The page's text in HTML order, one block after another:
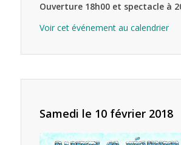
Ouverture 18h00 et spectacle à
Voir cet événement au calendrier
Samedi le 10 février 2018